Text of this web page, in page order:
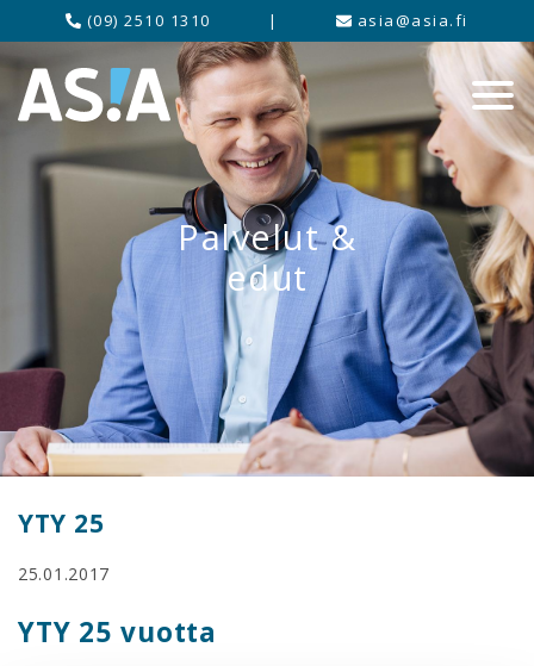
(09) 2510 1310 | asia@asia.fi
Palvelut &
edut
YTY 25
25.01.2017
YTY 25 vuotta